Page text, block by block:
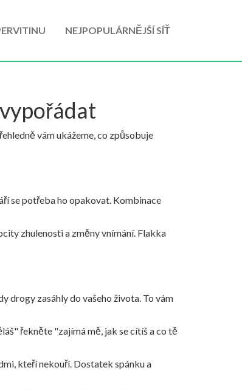
NEJPOPULÁRNĚJŠÍ SÍŤ
vám ukážeme, co způsobuje
se potřeba ho opakovat. Kombinace
zhulenosti a změny vnímání. Flakka
drogy zasáhly do vašeho života. To vám
řekněte "zajímá mě, jak se cítíš a co tě
kteří nekouří. Dostatek spánku a